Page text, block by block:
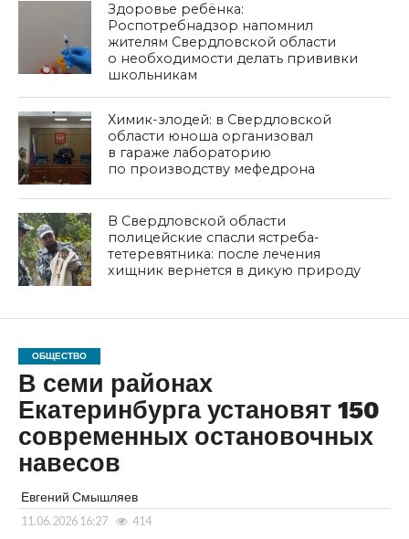
Здоровье ребёнка:
Роспотребнадзор напомнил
жителям Свердловской области
о необходимости делать прививки
школьникам
Химик-злодей: в Свердловской
области юноша организовал
в гараже лабораторию
по производству мефедрона
В Свердловской области
полицейские спасли ястреба-
тетеревятника: после лечения
хищник вернется в дикую природу
ОБЩЕСТВО
В семи районах
Екатеринбурга установят 150
современных остановочных
навесов
Евгений Смышляев
11.06.2026 16:27 414